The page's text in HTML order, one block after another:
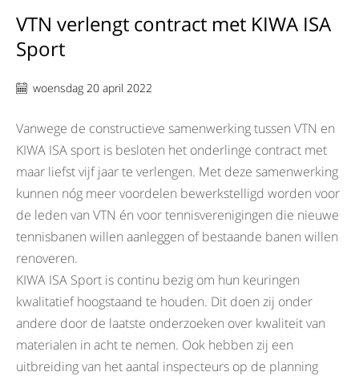
VTN verlengt contract met KIWA ISA
Sport
woensdag 20 april 2022
Vanwege de constructieve samenwerking tussen VTN en
KIWA ISA sport is besloten het onderlinge contract met
maar liefst vijf jaar te verlengen. Met deze samenwerking
kunnen nóg meer voordelen bewerkstelligd worden voor
de leden van VTN én voor tennisverenigingen die nieuwe
tennisbanen willen aanleggen of bestaande banen willen
renoveren.
KIWA ISA Sport is continu bezig om hun keuringen
kwalitatief hoogstaand te houden. Dit doen zij onder
andere door de laatste onderzoeken over kwaliteit van
materialen in acht te nemen. Ook hebben zij een
uitbreiding van het aantal inspecteurs op de planning